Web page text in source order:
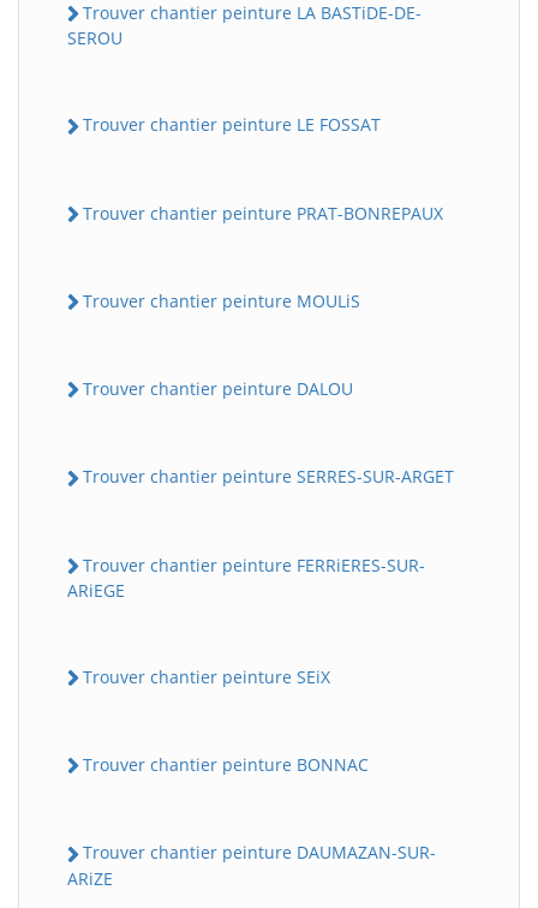
Trouver chantier peinture LA BASTiDE-DE-
SEROU
Trouver chantier peinture LE FOSSAT
Trouver chantier peinture PRAT-BONREPAUX
Trouver chantier peinture MOULiS
Trouver chantier peinture DALOU
Trouver chantier peinture SERRES-SUR-ARGET
Trouver chantier peinture FERRiERES-SUR-
ARiEGE
Trouver chantier peinture SEiX
Trouver chantier peinture BONNAC
Trouver chantier peinture DAUMAZAN-SUR-
ARiZE